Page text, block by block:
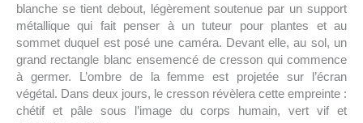
blanche se tient debout, légèrement soutenue par un support
métallique qui fait penser à un tuteur pour plantes et au
sommet duquel est posé une caméra. Devant elle, au sol, un
grand rectangle blanc ensemencé de cresson qui commence
à germer. L’ombre de la femme est projetée sur l’écran
végétal. Dans deux jours, le cresson révèlera cette empreinte :
chétif et pâle sous l’image du corps humain, vert vif et